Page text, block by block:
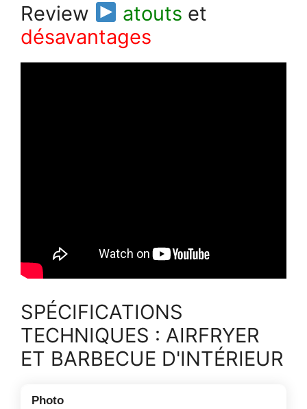
Review atouts et
désavantages
SPÉCIFICATIONS
TECHNIQUES : AIRFRYER
ET BARBECUE D'INTÉRIEUR